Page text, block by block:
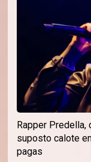
Rapper Predella,
suposto calote
pagas